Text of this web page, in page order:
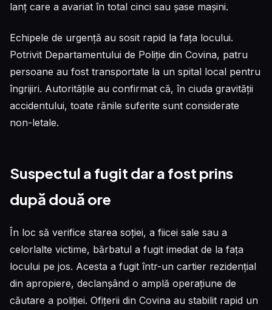
lanț care a avariat în total cinci sau șase mașini.
Echipele de urgență au sosit rapid la fața locului.
Potrivit Departamentului de Poliție din Covina, patru
persoane au fost transportate la un spital local pentru
îngrijiri. Autoritățile au confirmat că, în ciuda gravității
accidentului, toate rănile suferite sunt considerate
non-letale.
Suspectul a fugit dar a fost prins
după două ore
În loc să verifice starea soției, a fiicei sale sau a
celorlalte victime, bărbatul a fugit imediat de la fața
locului pe jos. Acesta a fugit într-un cartier rezidențial
din apropiere, declanșând o amplă operațiune de
căutare a poliției. Ofițerii din Covina au stabilit rapid un